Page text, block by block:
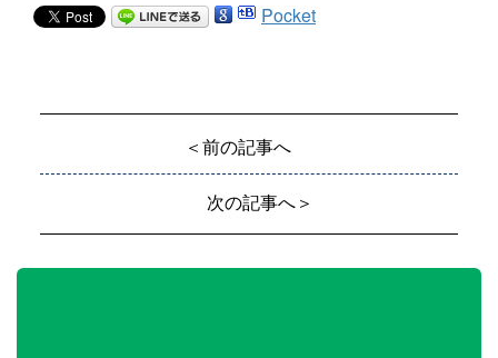
Pocket
＜前の記事へ
次の記事へ＞